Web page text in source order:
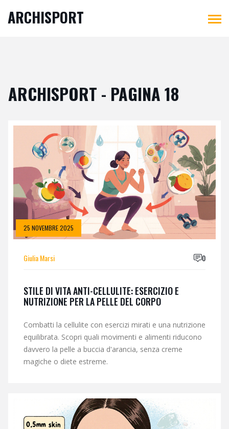
ARCHISPORT
ARCHISPORT - PAGINA 18
25 NOVEMBRE 2025
Giulia Marsi 0
STILE DI VITA ANTI-CELLULITE: ESERCIZIO E
NUTRIZIONE PER LA PELLE DEL CORPO
Combatti la cellulite con esercizi mirati e una nutrizione
equilibrata. Scopri quali movimenti e alimenti riducono
davvero la pelle a buccia d'arancia, senza creme
magiche o diete estreme.